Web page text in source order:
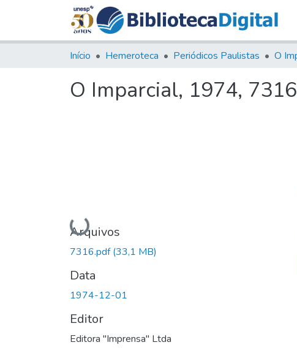
Início Hemeroteca Periódicos Paulistas O
O Imparcial, 1974, 7316
Carregando...
Arquivos
7316.pdf(33,1 MB)
Data
1974-12-01
Editor
Editora "Imprensa" Ltda